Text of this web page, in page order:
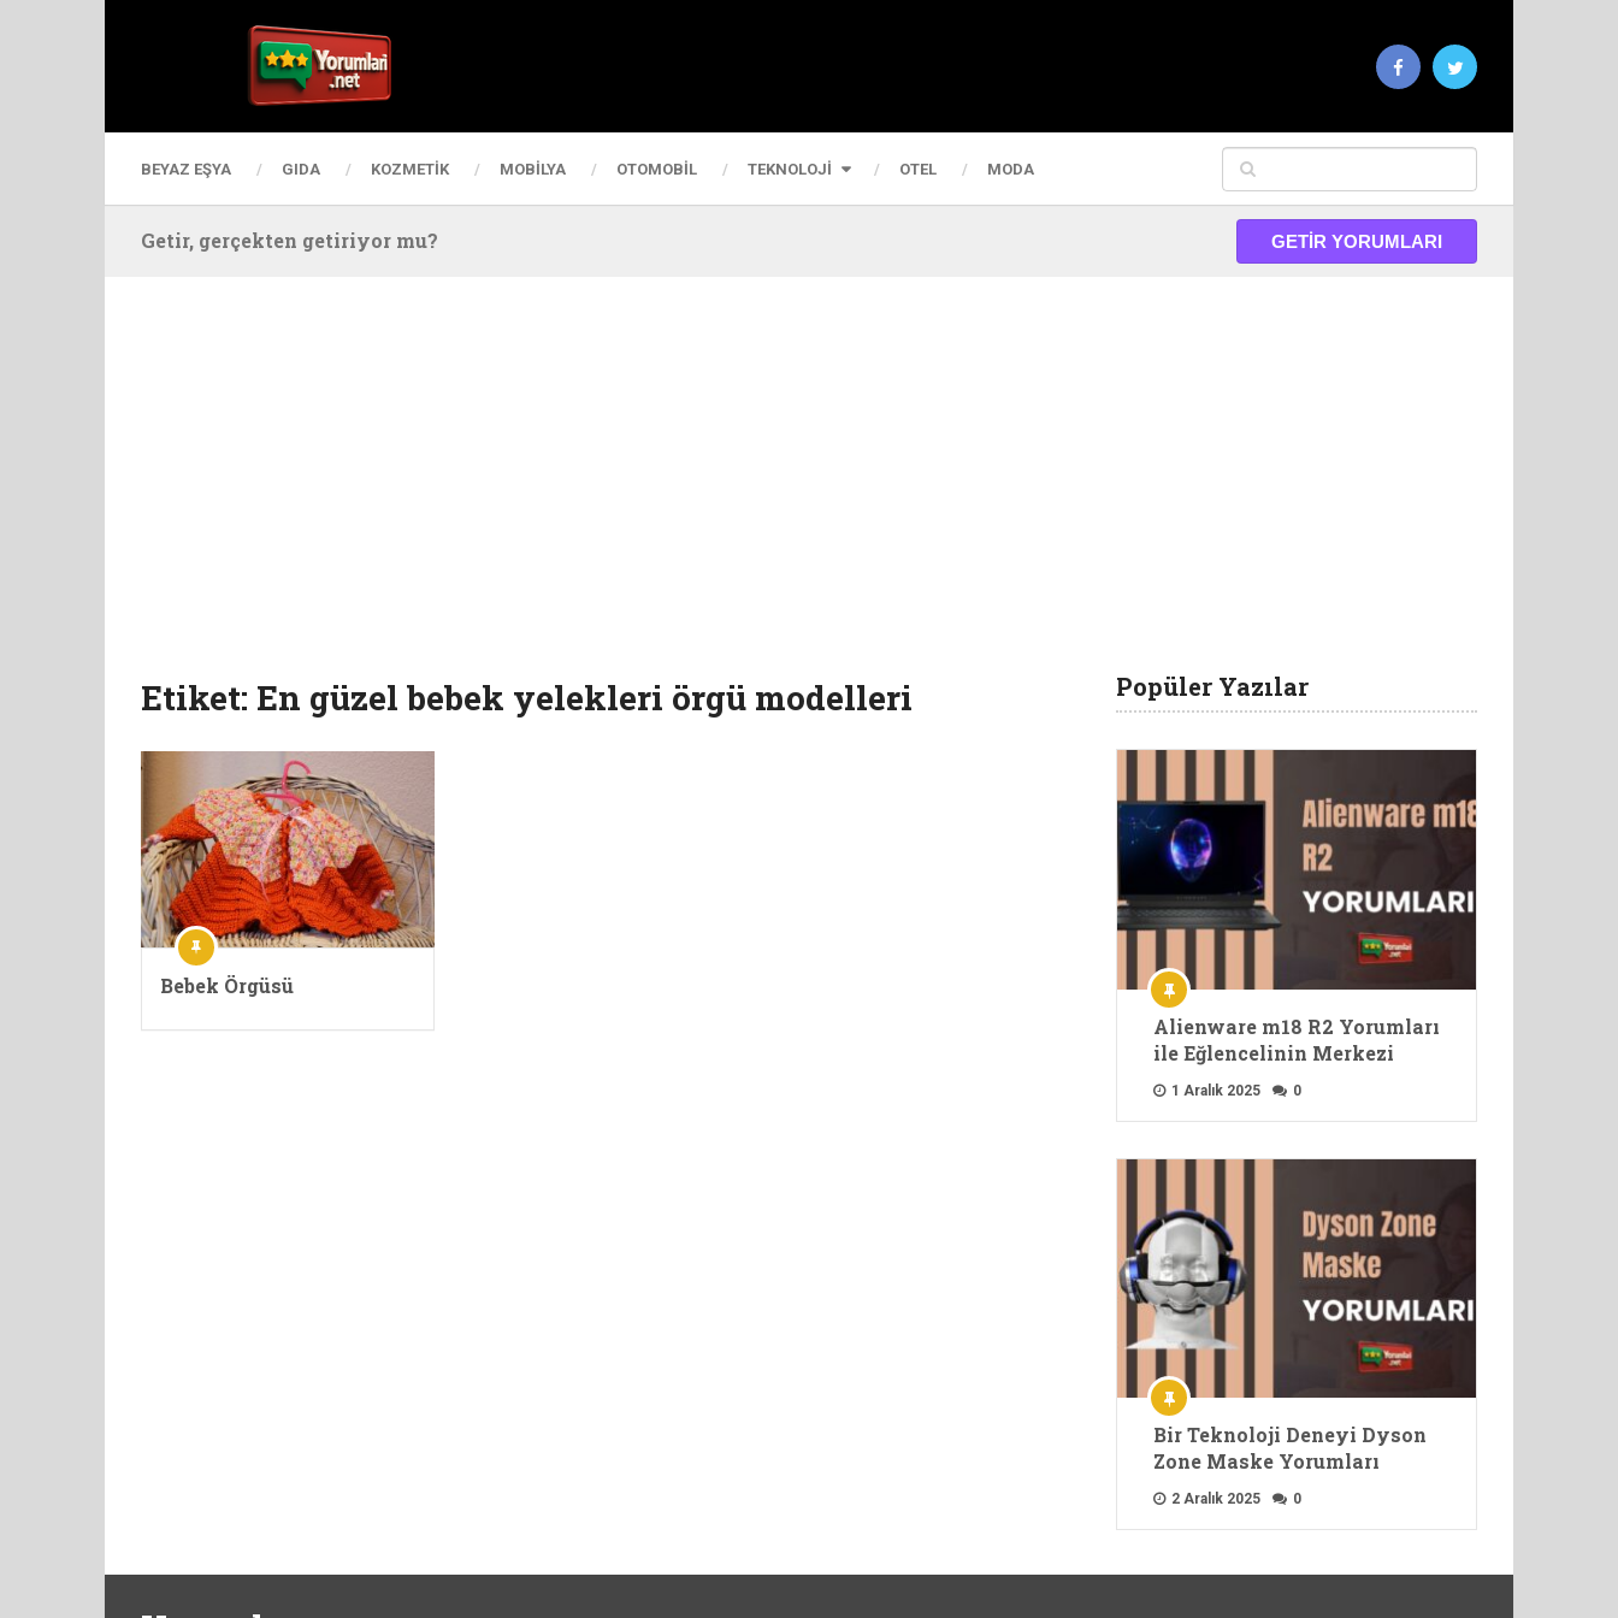
BEYAZ EŞYA GIDA KOZMETIK MOBILYA OTOMOBIL TEKNOLOJI OTEL MODA
Getir, gerçekten getiriyor mu? GETIR YORUMLARI
Etiket: En güzel bebek yelekleri örgü modelleri
Bebek Örgüsü
Popüler Yazılar
Alienware m18 R2 Yorumları
ile Eğlencelinin Merkezi
1 Aralık 2025 0
Bir Teknoloji Deneyi Dyson
Zone Maske Yorumları
2 Aralık 2025 0